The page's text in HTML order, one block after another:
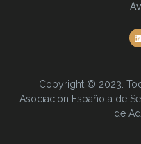
Copyright © 2023.
Asociación Española de
de